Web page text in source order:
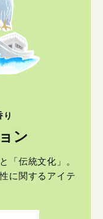
り
ン
「伝統文化」。
に関するアイテ